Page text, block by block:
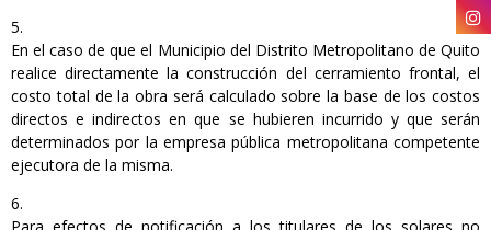
En el caso de que el Municipio del Distrito Metropolitano de Quito
realice directamente la construcción del cerramiento frontal, el
costo total de la obra será calculado sobre la base de los costos
directos e indirectos en que se hubieren incurrido y que serán
determinados por la empresa pública metropolitana competente
ejecutora de la misma.
Para efectos de notificación a los titulares de los solares no